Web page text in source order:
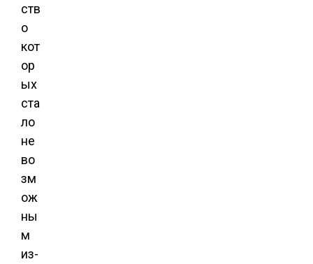
ств
о
кот
ор
ых
ста
ло
не
во
зм
ож
ны
м
из-